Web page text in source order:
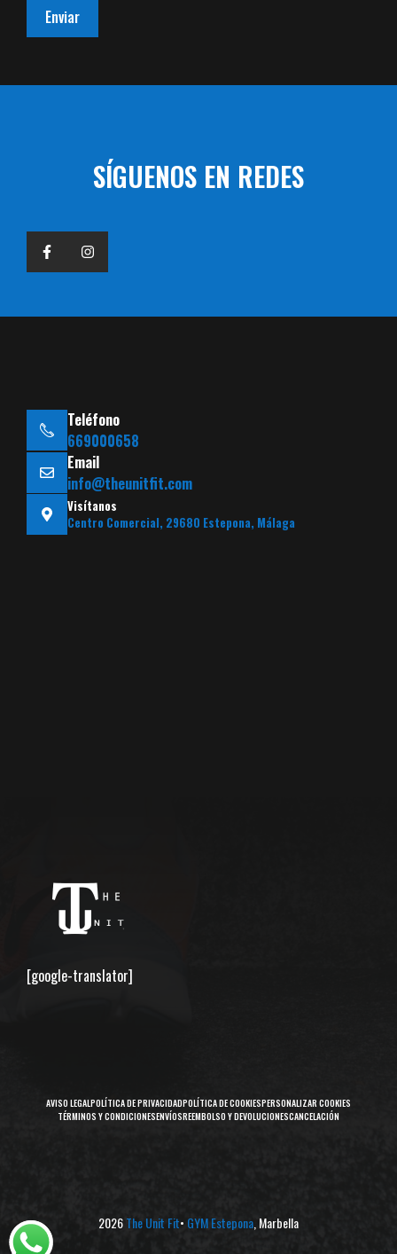
SÍGUENOS EN REDES
Teléfono
669000658
Email
info@theunitfit.com
Visítanos
Centro Comercial, 29680 Estepona, Málaga
[google-translator]
AVISO LEGALPOLÍTICA DE PRIVACIDADPOLÍTICA DE COOKIESPERSONALIZAR COOKIES
TÉRMINOS Y CONDICIONESENVÍOSREEMBOLSO Y DEVOLUCIONESCANCELACIÓN
2026The Unit Fit• GYM Estepona , Marbella
Artículo añadido al carrito.
0 artículos -